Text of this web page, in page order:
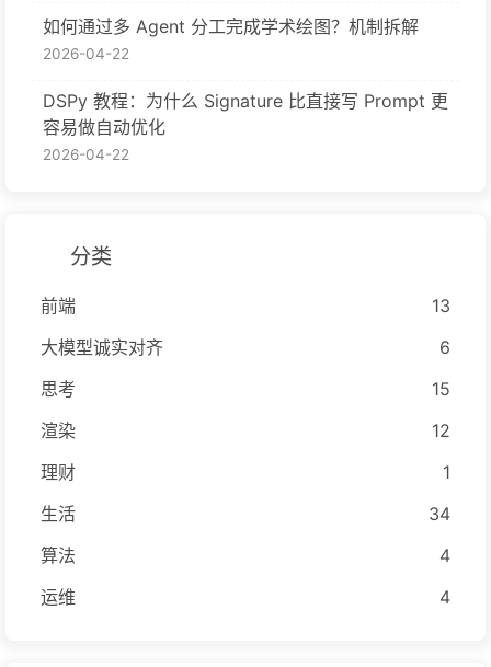
如何通过多 Agent 分工完成学术绘图？机制拆解
2026-04-22
DSPy 教程：为什么 Signature 比直接写 Prompt 更
容易做自动优化
2026-04-22
分类
前端
13
大模型诚实对齐
6
思考
15
渲染
12
理财
1
生活
34
算法
4
运维
4